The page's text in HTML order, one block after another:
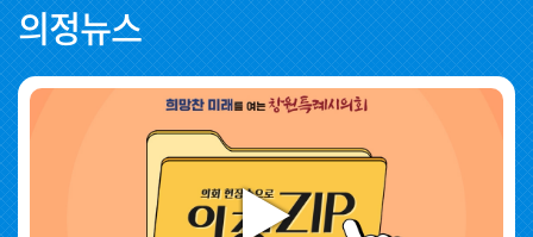
의정뉴스